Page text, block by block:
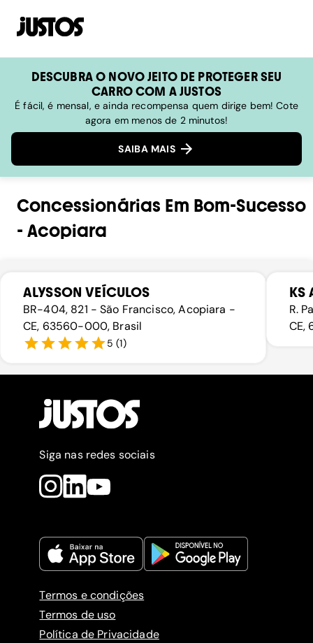
DESCUBRA O NOVO JEITO DE PROTEGER SEU
CARRO COM A JUSTOS
É fácil, é mensal, e ainda recompensa quem dirige bem! Cote
agora em menos de 2 minutos!
SAIBA MAIS
Concessionárias Em Bom-Sucesso
-Acopiara
ALYSSON VEÍCULOS
BR-404, 821 - São Francisco, Acopiara -
CE, 63560-000, Brasil
5 (1)
KS
R.
CE,
Siga nas redes sociais
Termos e condições
Termos de uso
Política de Privacidade